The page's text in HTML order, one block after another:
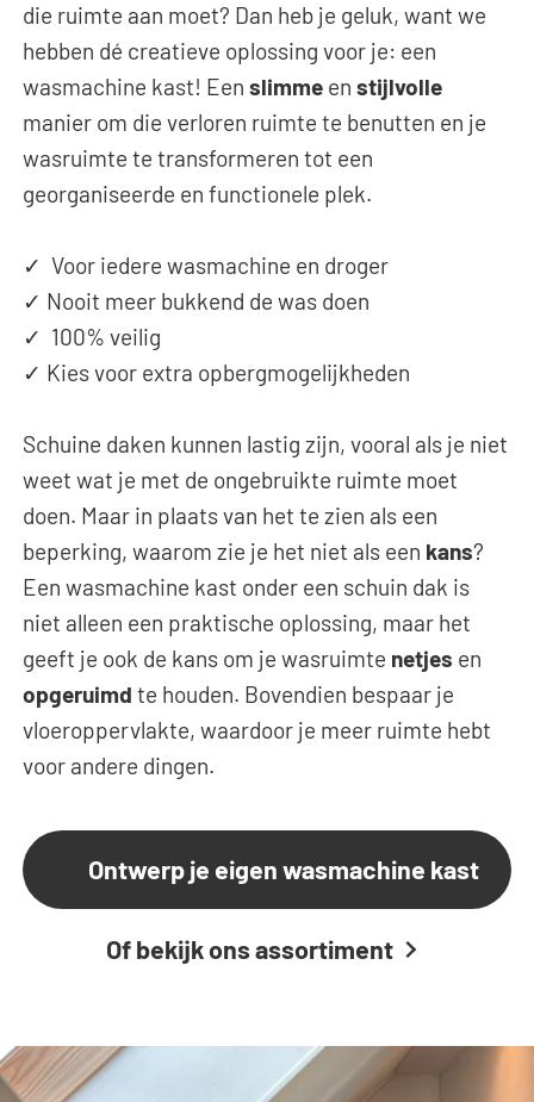
die ruimte aan moet? Dan heb je geluk, want we
hebben dé creatieve oplossing voor je: een
wasmachine kast! Eenslimme enstijlvolle
manier om die verloren ruimte te benutten en je
wasruimte te transformeren tot een
georganiseerde en functionele plek.
✓ Voor iedere wasmachine en droger
✓ Nooit meer bukkend de was doen
✓ 100% veilig
✓ Kies voor extra opbergmogelijkheden
Schuine daken kunnen lastig zijn, vooral als je niet
weet wat je met de ongebruikte ruimte moet
doen. Maar in plaats van het te zien als een
beperking, waarom zie je het niet als een kans?
Een wasmachine kast onder een schuin dak is
niet alleen een praktische oplossing, maar het
geeft je ook de kans om je wasruimte netjes en
opgeruimdte houden. Bovendien bespaar je
vloeroppervlakte, waardoor je meer ruimte hebt
voor andere dingen.
Ontwerp je eigen wasmachine kast
Of bekijk ons assortiment